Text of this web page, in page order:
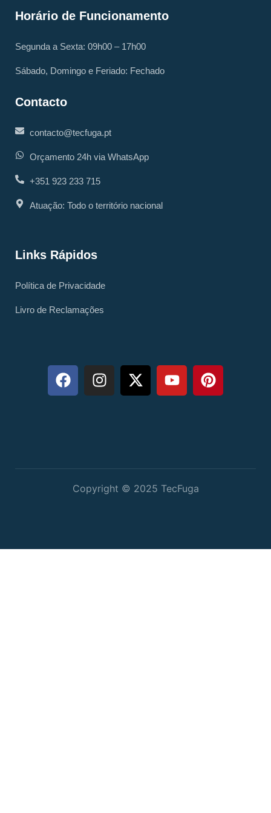
Horário de Funcionamento
Segunda a Sexta: 09h00 – 17h00
Sábado, Domingo e Feriado: Fechado
Contacto
contacto@tecfuga.pt
Orçamento 24h via WhatsApp
+351 923 233 715
Atuação: Todo o território nacional
Links Rápidos
Política de Privacidade
Livro de Reclamações
Copyright © 2025 TecFuga